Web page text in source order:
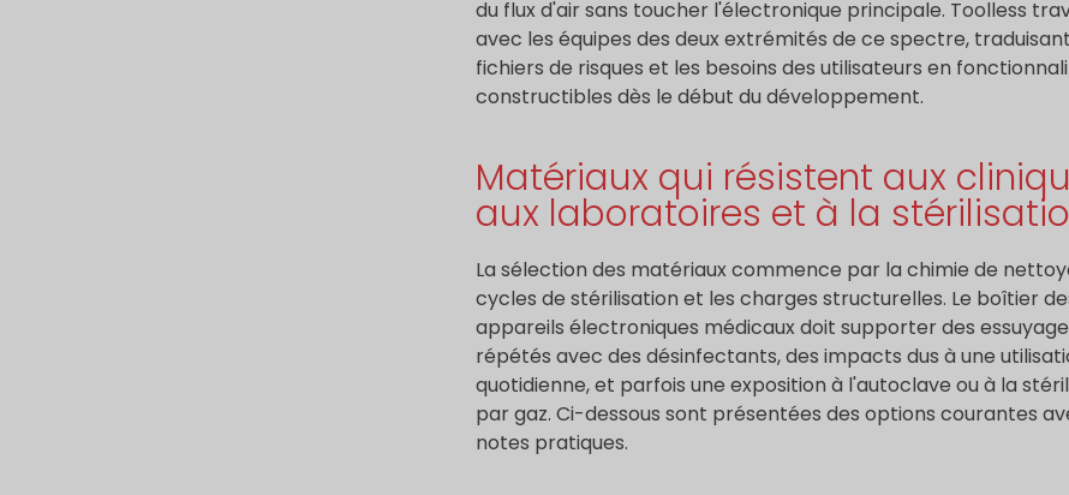
du flux d'air sans toucher l'électronique principale. Toolless
avec les équipes des deux extrémités de ce spectre,
fichiers de risques et les besoins des utilisateurs en
constructibles dès le début du développement.
Matériaux qui résistent aux
aux laboratoires et à la
La sélection des matériaux commence par la chimie de
cycles de stérilisation et les charges structurelles. Le boîtier
appareils électroniques médicaux doit supporter des
répétés avec des désinfectants, des impacts dus à une
quotidienne, et parfois une exposition à l'autoclave ou à la
par gaz. Ci-dessous sont présentées des options courantes
notes pratiques.